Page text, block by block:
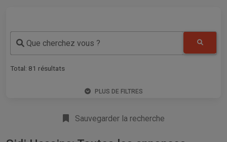
Que cherchez vous ?
Total: 81 résultats
PLUS DE FILTRES
Sauvegarder la recherche